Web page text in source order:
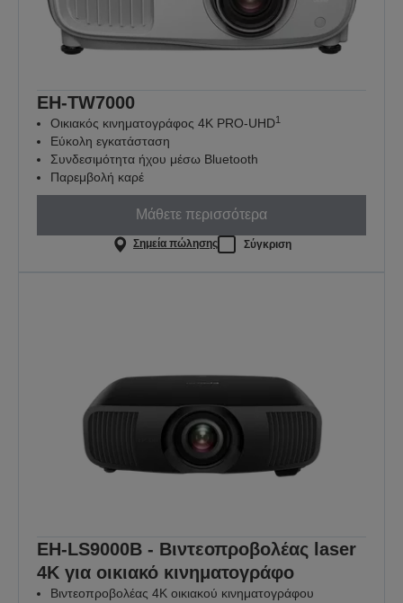
EH-TW7000
Οικιακός κινηματογράφος 4K PRO-UHD1
Εύκολη εγκατάσταση
Συνδεσιμότητα ήχου μέσω Bluetooth
Παρεμβολή καρέ
Μάθετε περισσότερα
Σημεία πώλησης Σύγκριση
EH-LS9000B - Βιντεοπροβολέας laser
4K για οικιακό κινηματογράφο
Βιντεοπροβολέας 4K οικιακού κινηματογράφου